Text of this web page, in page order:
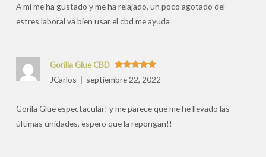
A mi me ha gustado y me ha relajado, un poco agotado del
estres laboral va bien usar el cbd me ayuda
Valorado
con5de 5
Gorilla Glue CBD
JCarlos
septiembre 22, 2022
Gorila Glue espectacular! y me parece que me he llevado las
últimas unidades, espero que la repongan!!